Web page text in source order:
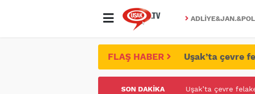
FLAŞ HABER Uşak’ta çevre
SON DAKIKA UŞAK